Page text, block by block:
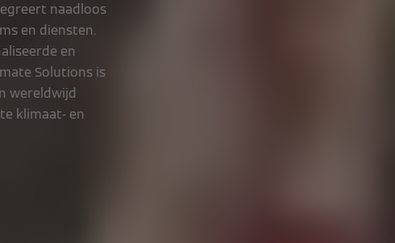
naadloos
en diensten.
en
Solutions is
wereldwijd
klimaat- en